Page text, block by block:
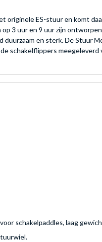
originele ES-stuur en komt
3 uur en 9 uur zijn
en sterk. De Stuur
schakelflippers
schakelpaddles, laag